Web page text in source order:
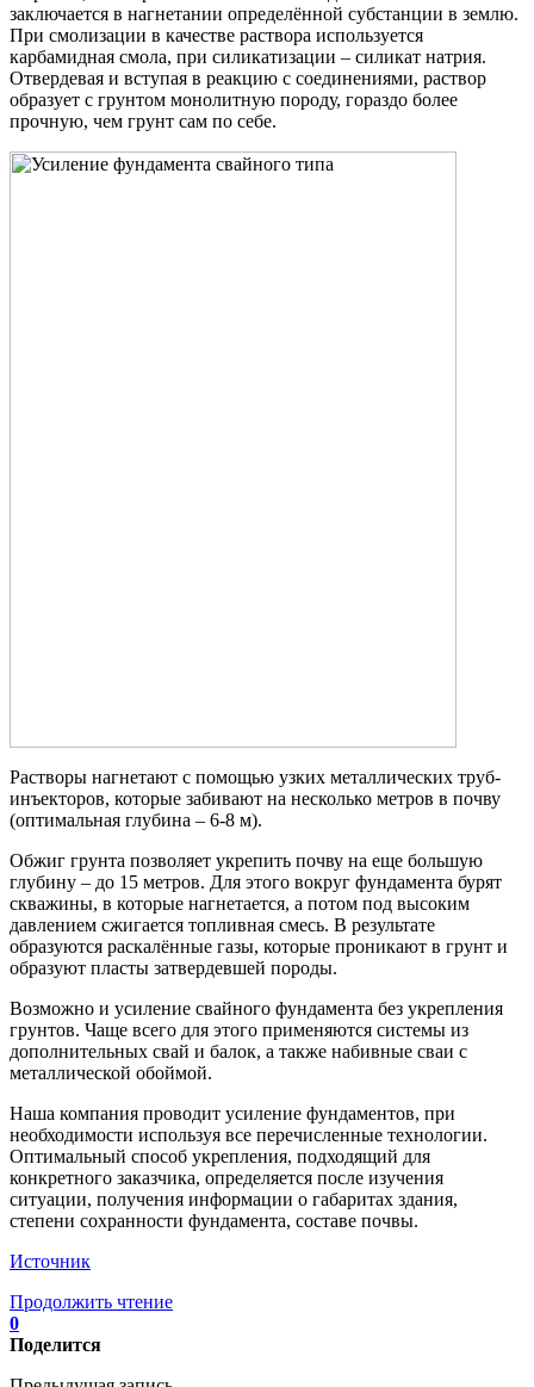
заключается в нагнетании определённой субстанции в землю.
При смолизации в качестве раствора используется
карбамидная смола, при силикатизации – силикат натрия.
Отвердевая и вступая в реакцию с соединениями, раствор
образует с грунтом монолитную породу, гораздо более
прочную, чем грунт сам по себе.
Растворы нагнетают с помощью узких металлических труб-
инъекторов, которые забивают на несколько метров в почву
(оптимальная глубина – 6-8 м).
Обжиг грунта позволяет укрепить почву на еще большую
глубину – до 15 метров. Для этого вокруг фундамента бурят
скважины, в которые нагнетается, а потом под высоким
давлением сжигается топливная смесь. В результате
образуются раскалённые газы, которые проникают в грунт и
образуют пласты затвердевшей породы.
Возможно и усиление свайного фундамента без укрепления
грунтов. Чаще всего для этого применяются системы из
дополнительных свай и балок, а также набивные сваи с
металлической обоймой.
Наша компания проводит усиление фундаментов, при
необходимости используя все перечисленные технологии.
Оптимальный способ укрепления, подходящий для
конкретного заказчика, определяется после изучения
ситуации, получения информации о габаритах здания,
степени сохранности фундамента, составе почвы.
Источник
Продолжить чтение
0
Поделится